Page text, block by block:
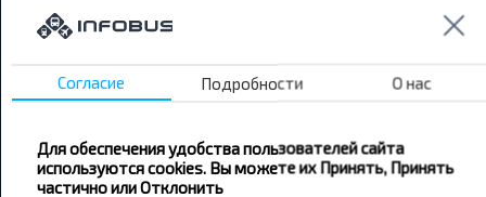
дешевле?
Не пропусти специальные акции, скидки и
другие интересные предложения INFOBUS.
путешествуй с нами дешевле!
Согласие Подробности О нас
Для обеспечения удобства пользователей сайта
используются cookies. Вы можете их Принять, Принять
частично или Отклонить